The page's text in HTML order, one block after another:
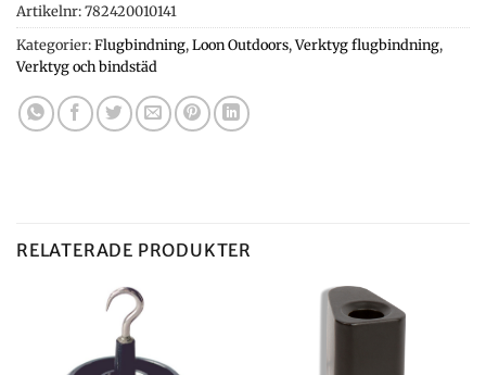
Artikelnr:782420010141
Kategorier:Flugbindning,Loon Outdoors,Verktyg flugbindning,
Verktyg och bindstäd
RELATERADE PRODUKTER